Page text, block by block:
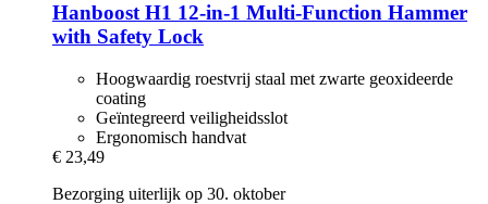
HanboostH1 12-​in-​1 Multi-​Function Hammer
with Safety Lock
Hoogwaardig roestvrij staal met zwarte geoxideerde
coating
Geïntegreerd veiligheidsslot
Ergonomisch handvat
€ 23,49
Bezorging uiterlijk op 30. oktober